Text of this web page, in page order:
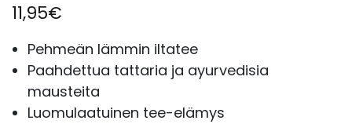
11,95€
Pehmeän lämmin iltatee
Paahdettua tattaria ja ayurvedisia
mausteita
Luomulaatuinen tee-elämys